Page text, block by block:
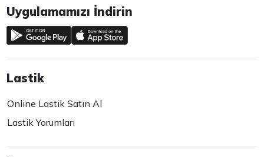
Uygulamamızı İndirin
Lastik
Online Lastik Satın Al
Lastik Yorumları